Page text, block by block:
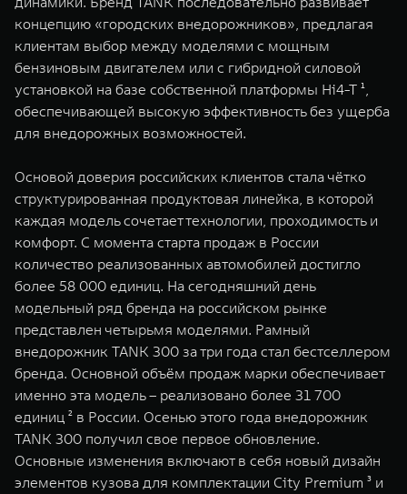
WEY 80
Масштаб возможностей
от 6 449 000 ₽
WEY 80 Лаундж
Масштаб возможностей
от 8 099 000 ₽
концепцию «городских внедорожников», предлагая
клиентам выбор между моделями с мощным
бензиновым двигателем или с гибридной силовой
установкой на базе собственной платформы Hi4-T ¹,
обеспечивающей высокую эффективность без ущерба
для внедорожных возможностей.
Основой доверия российских клиентов стала чётко
структурированная продуктовая линейка, в которой
каждая модель сочетает технологии, проходимость и
комфорт. С момента старта продаж в России
количество реализованных автомобилей достигло
более 58 000 единиц. На сегодняшний день
модельный ряд бренда на российском рынке
представлен четырьмя моделями. Рамный
внедорожник TANK 300 за три года стал бестселлером
бренда. Основной объём продаж марки обеспечивает
именно эта модель – реализовано более 31 700
единиц ² в России. Осенью этого года внедорожник
TANK 300 получил свое первое обновление.
Основные изменения включают в себя новый дизайн
элементов кузова для комплектации City Premium ³ и